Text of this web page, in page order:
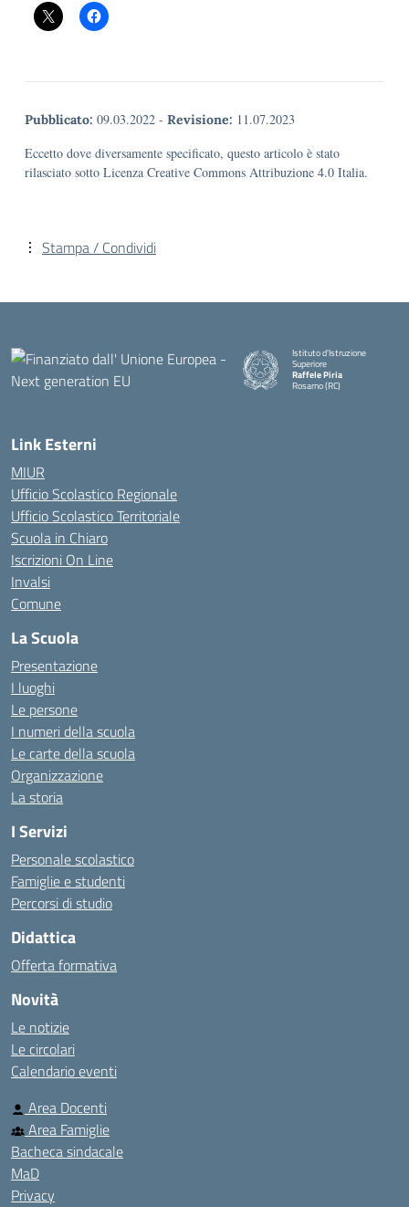
Pubblicato: 09.03.2022 - Revisione: 11.07.2023
Eccetto dove diversamente specificato, questo articolo è stato
rilasciato sotto Licenza Creative Commons Attribuzione 4.0 Italia.
Stampa / Condividi
Istituto d'Istruzione
Superiore
Raffele Piria
Rosarno (RC)
Link Esterni
MIUR
Ufficio Scolastico Regionale
Ufficio Scolastico Territoriale
Scuola in Chiaro
Iscrizioni On Line
Invalsi
Comune
La Scuola
Presentazione
I luoghi
Le persone
I numeri della scuola
Le carte della scuola
Organizzazione
La storia
I Servizi
Personale scolastico
Famiglie e studenti
Percorsi di studio
Didattica
Offerta formativa
Novità
Le notizie
Le circolari
Calendario eventi
Area Docenti
Area Famiglie
Bacheca sindacale
MaD
Privacy